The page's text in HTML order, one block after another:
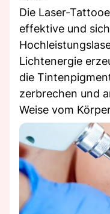
Die Laser-
effektive und
Lichtenergie
die
zerbrechen und
Weise vom